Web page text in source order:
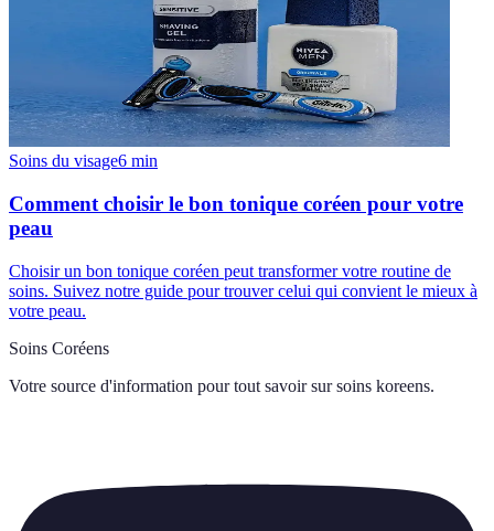
Soins du visage6 min
Comment choisir le bon tonique coréen pour votre
peau
Choisir un bon tonique coréen peut transformer votre routine de
soins. Suivez notre guide pour trouver celui qui convient le mieux à
votre peau.
Soins Coréens
Votre source d'information pour tout savoir sur soins koreens.